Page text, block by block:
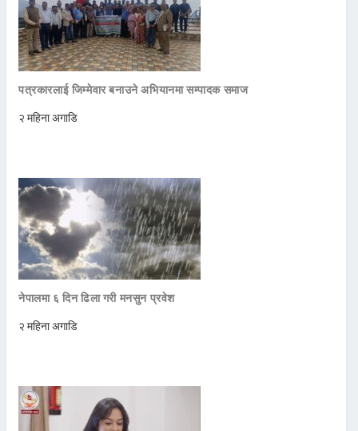
पत्रकारलाई जिम्मेवार बनाउने अभियानमा सम्पादक समाज
२ महिना अगाडि
नेपालमा ६ दिन ढिला गरी मनसुन प्रवेश
२ महिना अगाडि